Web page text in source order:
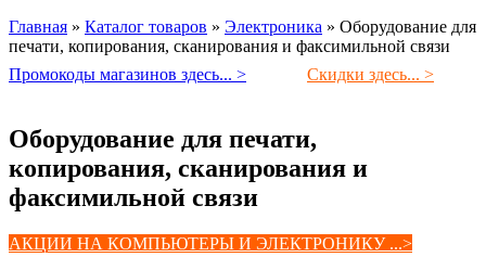
Вы здесь
Главная » Каталог товаров » Электроника » Оборудование для
печати, копирования, сканирования и факсимильной связи
Промокоды магазинов здесь... >
Скидки здесь... >
Оборудование для печати,
копирования, сканирования и
факсимильной связи
АКЦИИ НА КОМПЬЮТЕРЫ И ЭЛЕКТРОНИКУ ...>